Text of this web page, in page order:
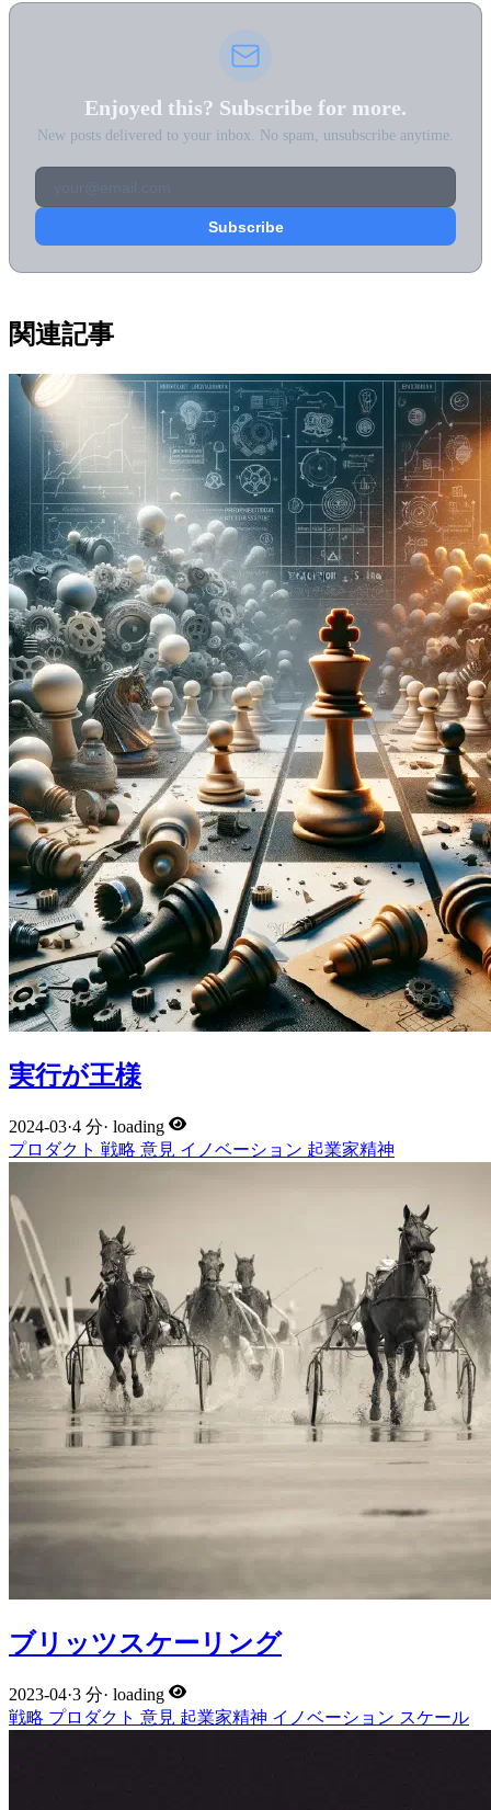
Enjoyed this? Subscribe for more.
New posts delivered to your inbox. No spam, unsubscribe anytime.
関連記事
実行が王様
2024-03·4 分· loading
プロダクト 戦略 意見 イノベーション 起業家精神
ブリッツスケーリング
2023-04·3 分· loading
戦略 プロダクト 意見 起業家精神 イノベーション スケール